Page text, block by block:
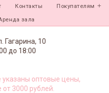
Контакты Покупателям
зала
Гагарина, 10
до 18:00
указаны оптовые цены,
3000 рублей.